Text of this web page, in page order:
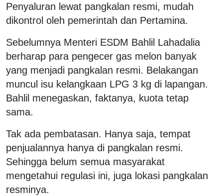
Penyaluran lewat pangkalan resmi, mudah
dikontrol oleh pemerintah dan Pertamina.
Sebelumnya Menteri ESDM Bahlil Lahadalia
berharap para pengecer gas melon banyak
yang menjadi pangkalan resmi. Belakangan
muncul isu kelangkaan LPG 3 kg di lapangan.
Bahlil menegaskan, faktanya, kuota tetap
sama.
Tak ada pembatasan. Hanya saja, tempat
penjualannya hanya di pangkalan resmi.
Sehingga belum semua masyarakat
mengetahui regulasi ini, juga lokasi pangkalan
resminya.